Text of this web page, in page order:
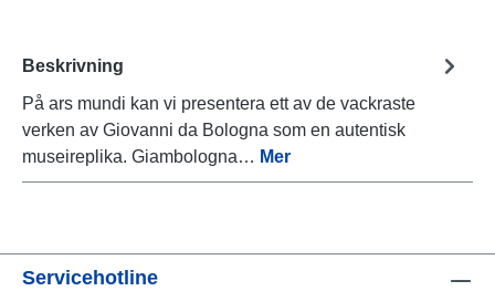
Beskrivning
På ars mundi kan vi presentera ett av de vackraste
verken av Giovanni da Bologna som en autentisk
museireplika. Giambologna… Mer
Servicehotline